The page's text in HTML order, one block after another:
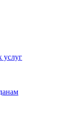
услуг